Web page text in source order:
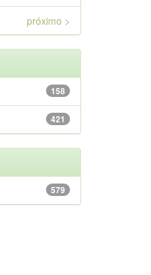
próximo >
158
421
579